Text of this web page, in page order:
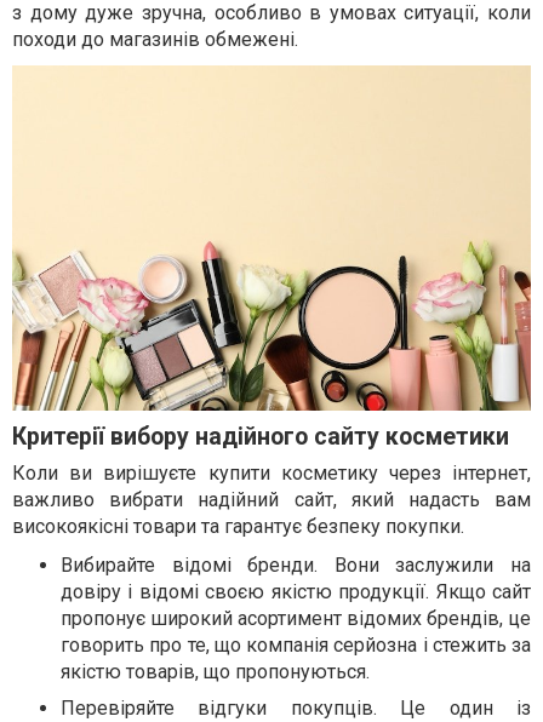
з дому дуже зручна, особливо в умовах ситуації, коли
походи до магазинів обмежені.
Критерії вибору надійного сайту косметики
Коли ви вирішуєте купити косметику через інтернет,
важливо вибрати надійний сайт, який надасть вам
високоякісні товари та гарантує безпеку покупки.
Вибирайте відомі бренди. Вони заслужили на
довіру і відомі своєю якістю продукції. Якщо сайт
пропонує широкий асортимент відомих брендів, це
говорить про те, що компанія серйозна і стежить за
якістю товарів, що пропонуються.
Перевіряйте відгуки покупців. Це один із